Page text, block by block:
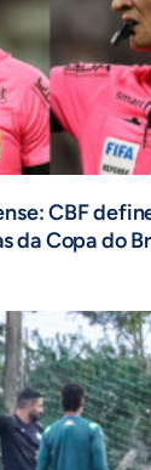
CBF
da Copa do